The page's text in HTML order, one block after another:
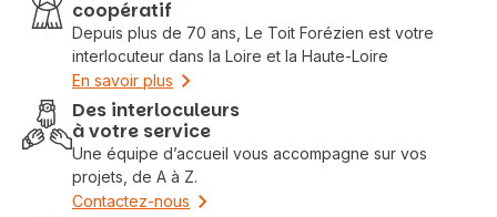
coopératif
Depuis plus de 70 ans, Le Toit Forézien est votre
interlocuteur dans la Loire et la Haute-Loire
En savoir plus
Des interloculeurs
à votre service
Une équipe d’accueil vous accompagne sur vos
projets, de A à Z.
Contactez-nous